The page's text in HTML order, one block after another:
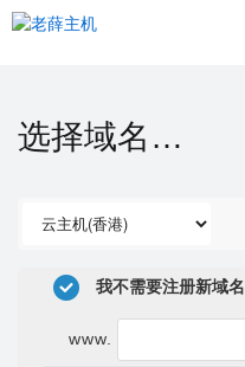
选择域名…
我不需要注册新域
www.